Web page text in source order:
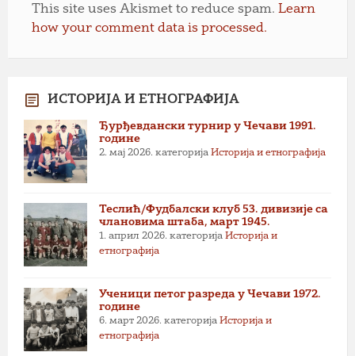
This site uses Akismet to reduce spam. Learn
how your comment data is processed.
ИСТОРИЈА И ЕТНОГРАФИЈА
Ђурђевдански турнир у Чечави 1991.
године
2. мај 2026. категорија Историја и етнографија
Теслић/Фудбалски клуб 53. дивизије са
члановима штаба, март 1945.
1. април 2026. категорија Историја и
етнографија
Ученици петог разреда у Чечави 1972.
године
6. март 2026. категорија Историја и
етнографија